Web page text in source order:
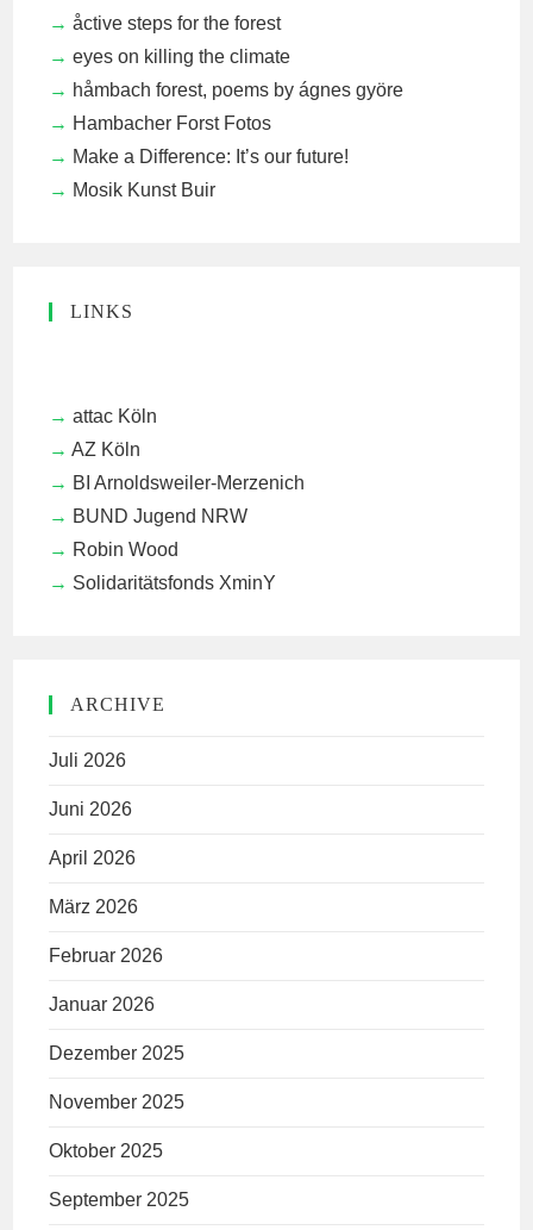
åctive steps for the forest
eyes on killing the climate
håmbach forest, poems by ágnes györe
Hambacher Forst Fotos
Make a Difference: It’s our future!
Mosik Kunst Buir
LINKS
attac Köln
AZ Köln
BI Arnoldsweiler-Merzenich
BUND Jugend NRW
Robin Wood
Solidaritätsfonds XminY
ARCHIVE
Juli 2026
Juni 2026
April 2026
März 2026
Februar 2026
Januar 2026
Dezember 2025
November 2025
Oktober 2025
September 2025